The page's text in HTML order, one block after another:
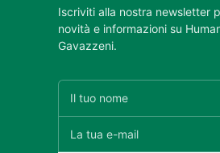
Iscriviti alla nostra newsletter
novità e informazioni su
Gavazzeni.